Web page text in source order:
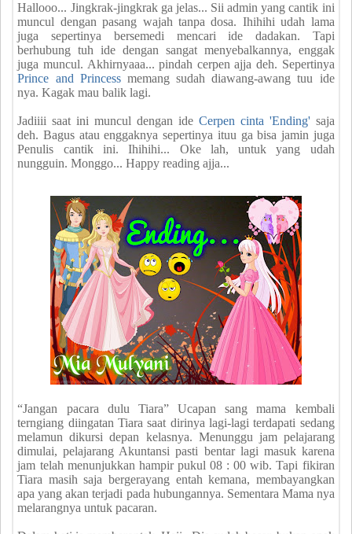
Hallooo... Jingkrak-jingkrak ga jelas... Sii admin yang cantik ini
muncul dengan pasang wajah tanpa dosa. Ihihihi udah lama
juga sepertinya bersemedi mencari ide dadakan. Tapi
berhubung tuh ide dengan sangat menyebalkannya, enggak
juga muncul. Akhirnyaaa... pindah cerpen ajja deh. Sepertinya
Prince and Princessmemang sudah diawang-awang tuu ide
nya. Kagak mau balik lagi.
Jadiiii saat ini muncul dengan ide Cerpen cinta 'Ending'saja
deh. Bagus atau enggaknya sepertinya ituu ga bisa jamin juga
Penulis cantik ini. Ihihihi... Oke lah, untuk yang udah
nungguin. Monggo... Happy reading ajja...
“Jangan pacara dulu Tiara” Ucapan sang mama kembali
terngiang diingatan Tiara saat dirinya lagi-lagi terdapati sedang
melamun dikursi depan kelasnya. Menunggu jam pelajarang
dimulai, pelajarang Akuntansi pasti bentar lagi masuk karena
jam telah menunjukkan hampir pukul 08 : 00 wib. Tapi fikiran
Tiara masih saja bergerayang entah kemana, membayangkan
apa yang akan terjadi pada hubungannya. Sementara Mama nya
melarangnya untuk pacaran.